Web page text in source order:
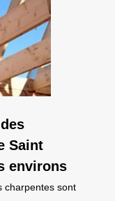
Saint
environs
charpentes sont